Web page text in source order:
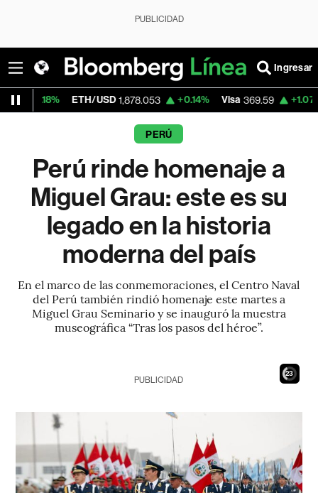
PUBLICIDAD
Ingresar
ETH/USD 1,878.053 +0.14% Visa 369.59 +1.07%
PERÚ
Perú rinde homenaje a
Miguel Grau: este es su
legado en la historia
moderna del país
En el marco de las conmemoraciones, el Centro Naval
del Perú también rindió homenaje este martes a
Miguel Grau Seminario y se inauguró la muestra
museográfica “Tras los pasos del héroe”.
21
PUBLICIDAD